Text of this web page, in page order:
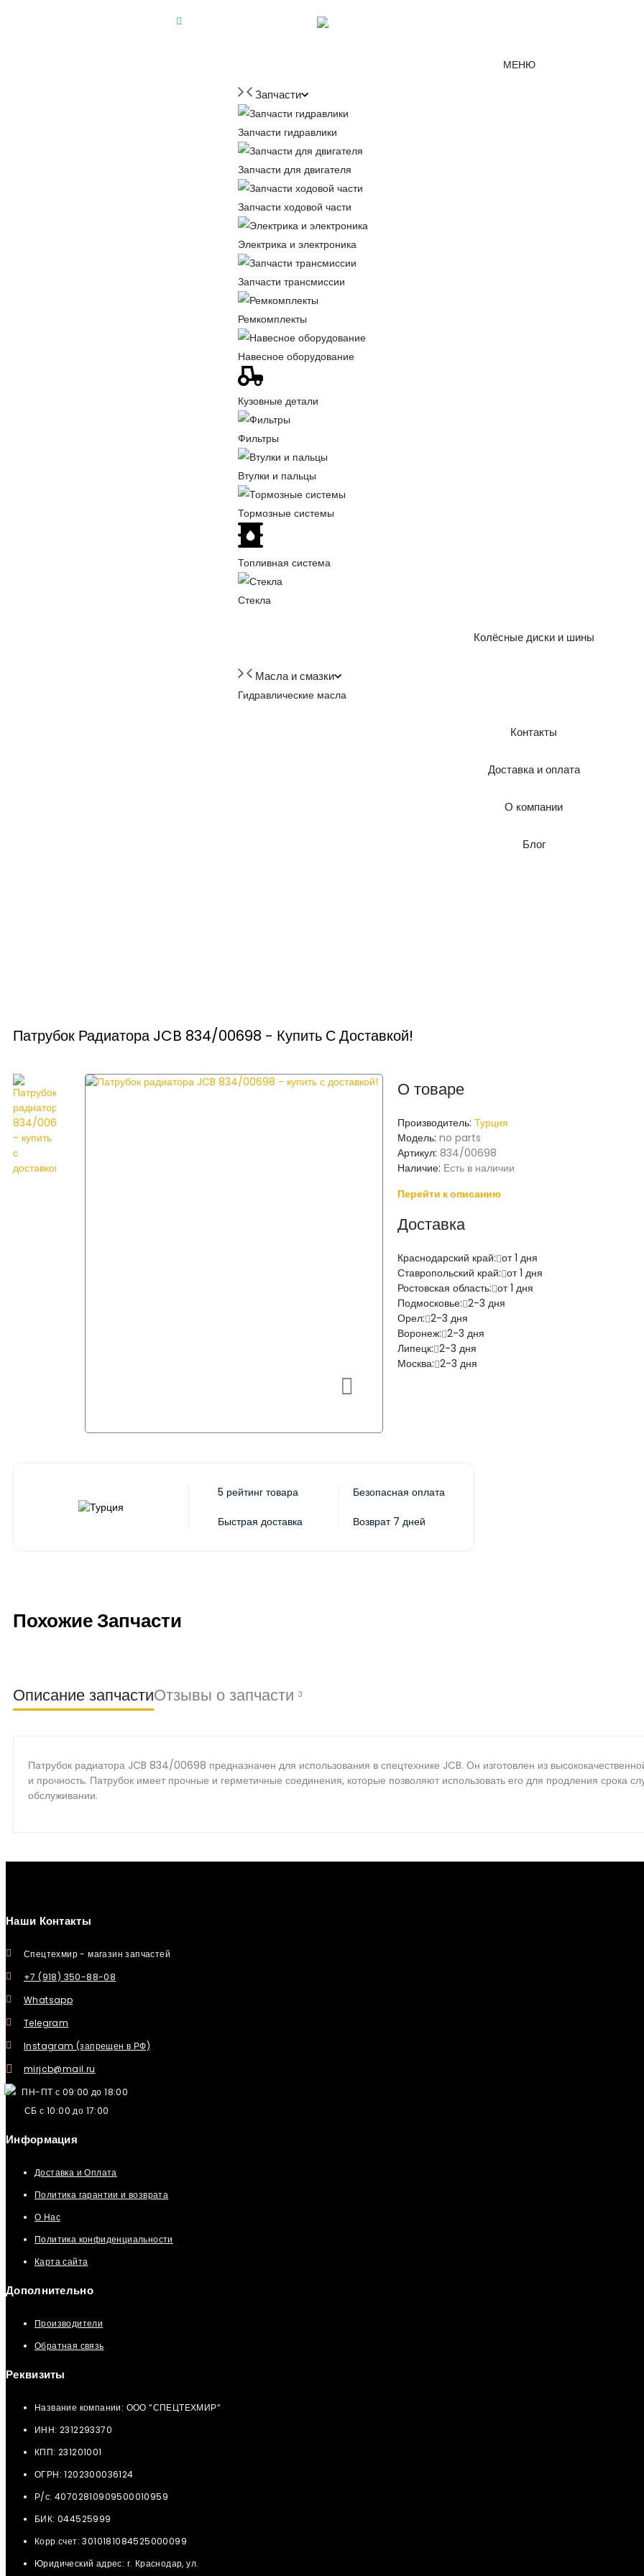
Мессенджер MAX
МЕНЮ
Запчасти
Запчасти гидравлики
Запчасти для двигателя
Запчасти ходовой части
Электрика и электроника
Запчасти трансмиссии
Ремкомплекты
Навесное оборудование
Кузовные детали
Фильтры
Втулки и пальцы
Тормозные системы
Топливная система
Стекла
Колёсные диски и шины
Масла и смазки
Гидравлические масла
Контакты
Доставка и оплата
О компании
Блог
Патрубок Радиатора JCB 834/00698 - Купить С Доставкой!
О товаре
Производитель:Турция
Модель:no parts
Артикул: 834/00698
Наличие: Есть в наличии
Перейти к описанию
Доставка
Краснодарский край: от 1 дня
Ставропольский край: от 1 дня
Ростовская область: от 1 дня
Подмосковье: 2-3 дня
Орел: 2-3 дня
Воронеж: 2-3 дня
Липецк: 2-3 дня
Москва: 2-3 дня
5 рейтинг товара Безопасная оплата
Быстрая доставка Возврат 7 дней
Похожие Запчасти
Описание запчастиОтзывы о запчасти 3
Патрубок радиатора JCB 834/00698 предназначен для использования в спецтехнике JCB. Он изготовлен из
и прочность. Патрубок имеет прочные и герметичные соединения, которые позволяют использовать его для продления срока
обслуживании.
Наши Контакты
Спецтехмир - магазин запчастей
+7 (918) 350-88-08
Whatsapp
Telegram
Instagram (запрещен в РФ)
mirjcb@mail.ru
ПН-ПТ с 09:00 до 18:00
СБ с 10:00 до 17:00
Информация
Доставка и Оплата
Политика гарантии и возврата
О Нас
Политика конфиденциальности
Карта сайта
Дополнительно
Производители
Обратная связь
Реквизиты
Название компании: ООО “СПЕЦТЕХМИР“
ИНН: 2312293370
КПП: 231201001
ОГРН: 1202300036124
Р/с: 40702810909500010959
БИК: 044525999
Корр.счет: 3010181084525000099
Юридический адрес: г. Краснодар, ул.